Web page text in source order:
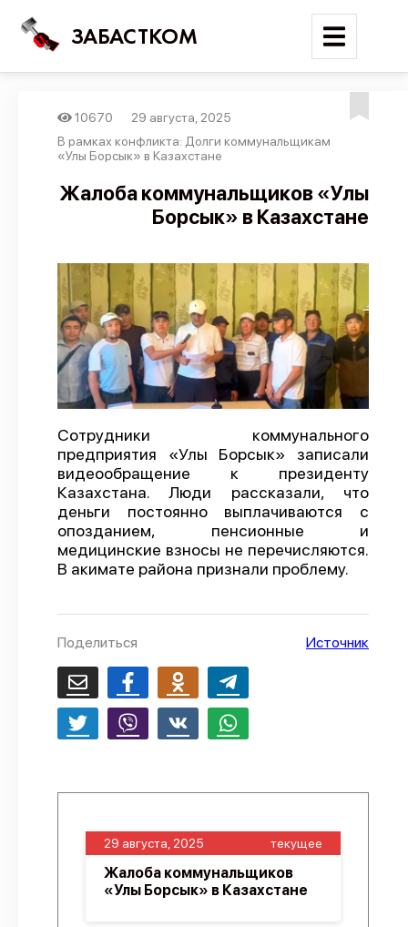
ЗАБАСТКОМ
Войти
Поиск
Новости
Трудовые конфликты
Отчеты
Предложить публикацию
Справочник
API
Политика конфиденциальности
10670
29 августа, 2025
В рамках конфликта: Долги коммунальщикам
«Улы Борсык» в Казахстане
Жалоба коммунальщиков «Улы
Борсык» в Казахстане
Cотрудники коммунального
предприятия «Улы Борсык» записали
видеообращение к президенту
Казахстана. Люди рассказали, что
деньги постоянно выплачиваются с
опозданием, пенсионные и
медицинские взносы не перечисляются.
В акимате района признали проблему.
Поделиться Источник
29 августа, 2025 текущее
Жалоба коммунальщиков
«Улы Борсык» в Казахстане